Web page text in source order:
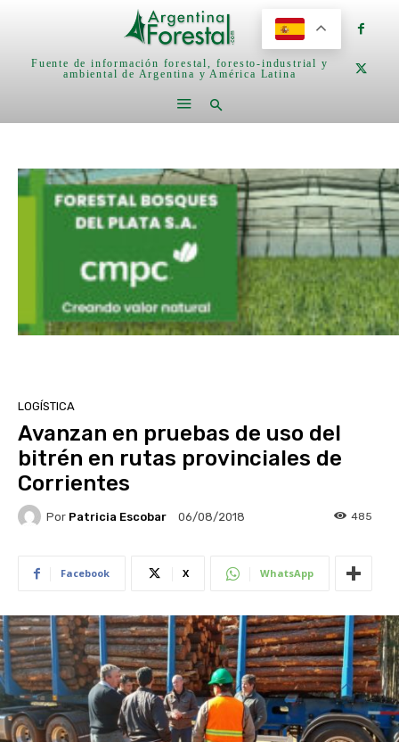
Fuente de información forestal, foresto-industrial y
ambiental de Argentina y América Latina
LOGÍSTICA
Avanzan en pruebas de uso del
bitrén en rutas provinciales de
Corrientes
Por Patricia Escobar 06/08/2018 485
Facebook X WhatsApp